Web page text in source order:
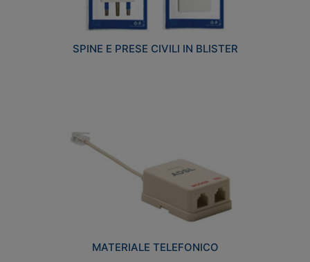
SPINE E PRESE CIVILI IN BLISTER
MATERIALE TELEFONICO